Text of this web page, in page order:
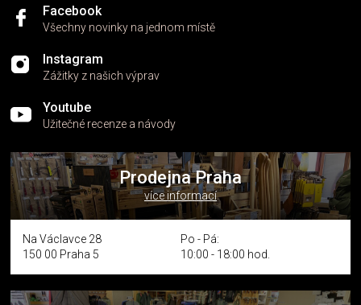
Facebook
Všechny novinky na jednom místě
Instagram
Zážitky z našich výprav
Youtube
Užitečné recenze a návody
Prodejna Praha
více informací
Na Václavce 28
150 00 Praha 5
Po - Pá:
10:00 - 18:00 hod.